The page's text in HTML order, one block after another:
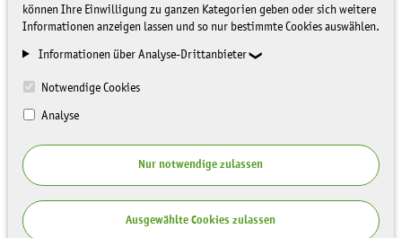
können Ihre Einwilligung zu ganzen Kategorien geben oder sich weitere
Informationen anzeigen lassen und so nur bestimmte Cookies auswählen.
Informationen über Analyse-Drittanbieter
Notwendige Cookies
Analyse
Nur notwendige zulassen
Ausgewählte Cookies zulassen
ÜBERBLICK
NATURSCHUTZSTATIONEN